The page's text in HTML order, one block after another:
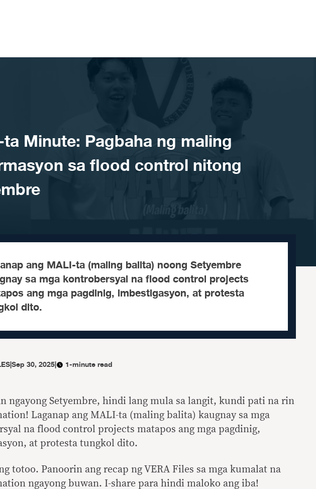
Minute: Pagbaha ng maling
sa flood control nitong
ang MALI-ta (maling balita) noong Setyembre
sa mga kontrobersyal na flood control projects
ang mga pagdinig, imbestigasyon, at protesta
dito.
|Sep 30, 2025| 1-minute read
ngayong Setyembre, hindi lang mula sa langit, kundi pati na rin
Laganap ang MALI-ta (maling balita) kaugnay sa mga
na flood control projects matapos ang mga pagdinig,
at protesta tungkol dito.
totoo. Panoorin ang recap ng VERA Files sa mga kumalat na
ngayong buwan. I-share para hindi maloko ang iba!